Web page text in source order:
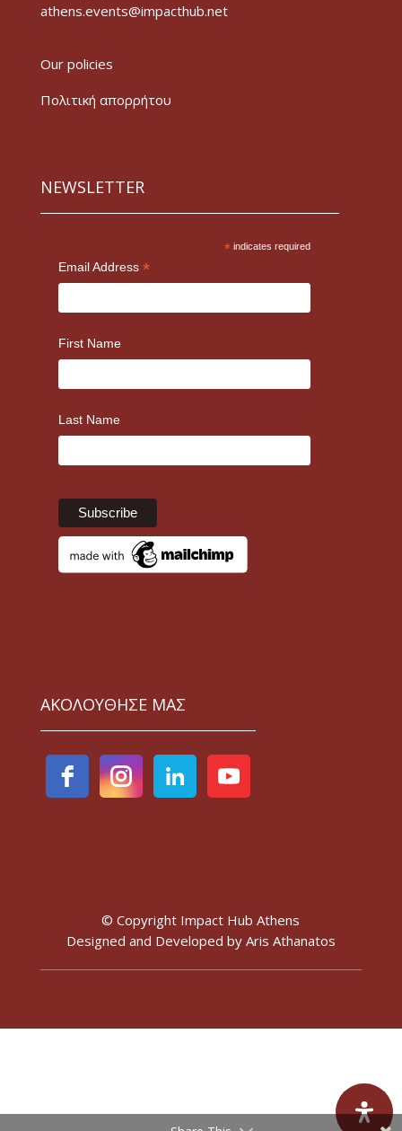
athens.events@impacthub.net
Our policies
Πολιτική απορρήτου
NEWSLETTER
* indicates required
Email Address *
First Name
Last Name
ΑΚΟΛΟΥΘΗΣΕ ΜΑΣ
© Copyright Impact Hub Athens
Designed and Developed by Aris Athanatos